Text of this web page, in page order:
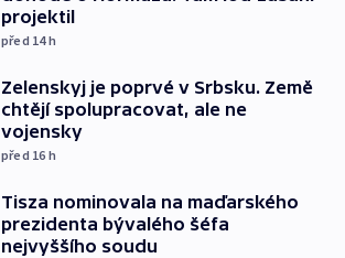
projektil
před 14h
Zelenskyj je poprvé v Srbsku. Země
chtějí spolupracovat, ale ne
vojensky
před 16 h
Tisza nominovala na maďarského
prezidenta bývalého šéfa
nejvyššího soudu